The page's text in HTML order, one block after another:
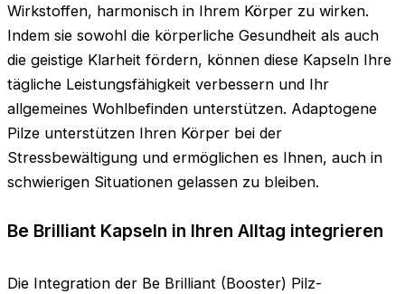
Wirkstoffen, harmonisch in Ihrem Körper zu wirken.
Indem sie sowohl die körperliche Gesundheit als auch
die geistige Klarheit fördern, können diese Kapseln Ihre
tägliche Leistungsfähigkeit verbessern und Ihr
allgemeines Wohlbefinden unterstützen. Adaptogene
Pilze unterstützen Ihren Körper bei der
Stressbewältigung und ermöglichen es Ihnen, auch in
schwierigen Situationen gelassen zu bleiben.
Be Brilliant Kapseln in Ihren Alltag integrieren
Die Integration der Be Brilliant (Booster) Pilz-